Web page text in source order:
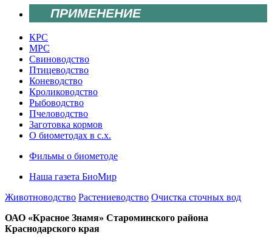
ПРИМЕНЕНИЕ
КРС
МРС
Свиноводство
Птицеводство
Коневодство
Кролиководство
Рыбоводство
Пчеловодство
Заготовка кормов
О биометодах в с.х.
Фильмы о биометоде
Наша газета БиоМир
Животноводство Растениеводство Очистка сточных вод
ОАО «Красное Знамя» Староминского района
Краснодарского края